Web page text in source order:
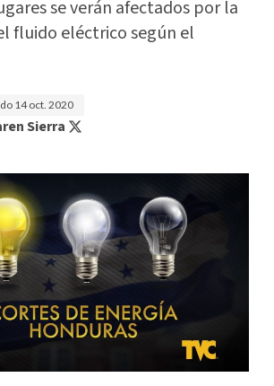
se verán afectados por la
fluido eléctrico según el
14 oct. 2020
Sierra